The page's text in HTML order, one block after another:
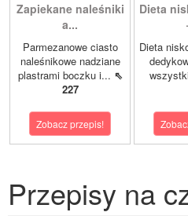
Zapiekane naleśniki
a...
Parmezanowe ciasto
naleśnikowe nadziane
plastrami boczku i... ⇖
227
Zobacz przepis!
Dieta
Dieta
Przepisy na